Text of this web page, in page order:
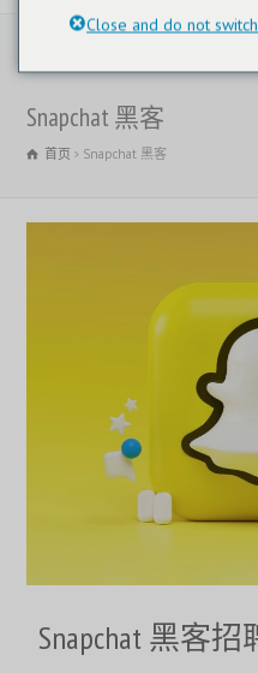
仅限
Snapchat 黑客
首页 Snapchat 黑客
Snapchat 黑客招
Close and do not